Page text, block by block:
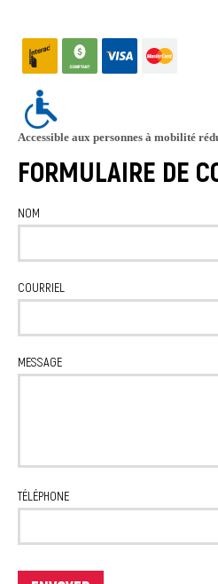
Accessible aux personnes à mobilité
FORMULAIRE DE
NOM
COURRIEL
MESSAGE
TÉLÉPHONE